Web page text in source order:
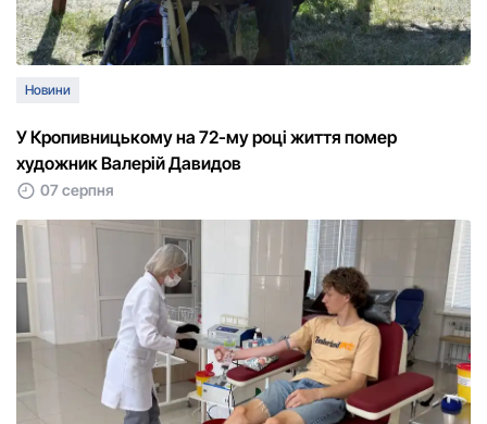
Новини
У Кропивницькому на 72-му році життя помер
художник Валерій Давидов
07 серпня